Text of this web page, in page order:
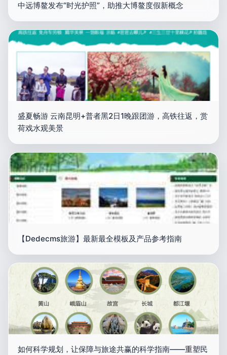
中远博鳌发布“时光护照”，助推大博鳌度假新概念
盛夏畅游 云南昆明+普者黑2日1晚跟团游，高铁往返，赏
荷戏水观美景
【Dedecms旅游】最新最全模板及产品参考指南
如何科学规划，让保障与旅途共赢的科学指南——重塑民